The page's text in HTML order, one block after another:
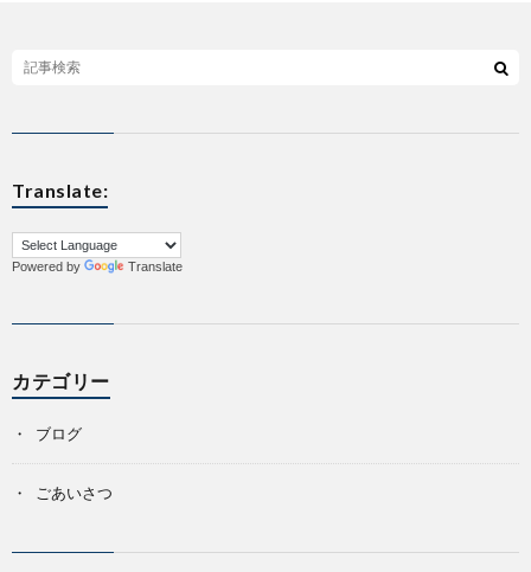
外
Translate:
Powered by Translate
カテゴリー
ブログ
ごあいさつ